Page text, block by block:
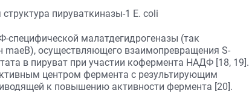
малатдегидрогеназы (так
maeB), осуществляющего взаимопревращения S-
в пируват при участии кофермента НАДФ [18, 19].
центром фермента с результирующим
к повышению активности фермента [20].